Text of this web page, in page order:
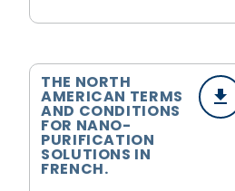
THE NORTH
AMERICAN TERMS
AND CONDITIONS
FOR NANO-
PURIFICATION
SOLUTIONS IN
FRENCH.